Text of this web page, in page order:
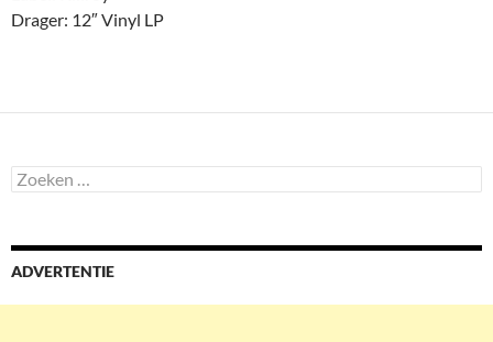
Drager: 12″ Vinyl LP
Zoeken
naar:
ADVERTENTIE